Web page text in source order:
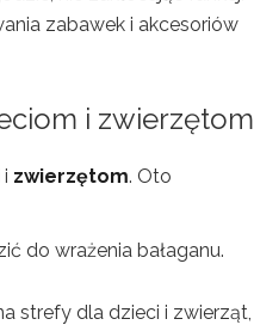
zabawek i akcesoriów
i zwierzętom
i zwierzętom. Oto
do wrażenia bałaganu.
strefy dla dzieci i zwierząt,